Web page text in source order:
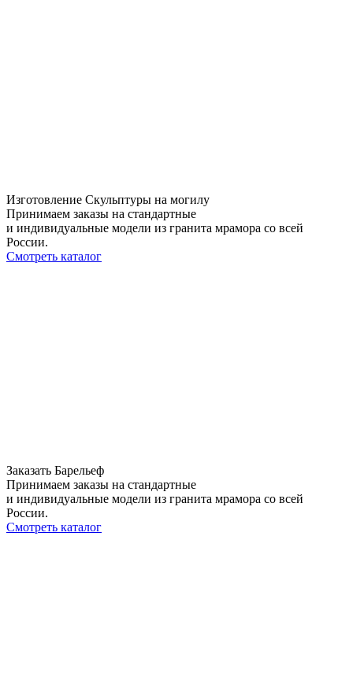
Изготовление Скульптуры на могилу
Принимаем заказы на стандартные
и индивидуальные модели из гранита мрамора со всей
России.
Смотреть каталог
Заказать Барельеф
Принимаем заказы на стандартные
и индивидуальные модели из гранита мрамора со всей
России.
Смотреть каталог